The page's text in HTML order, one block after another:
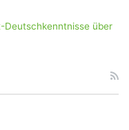
Deutschkenntnisse über